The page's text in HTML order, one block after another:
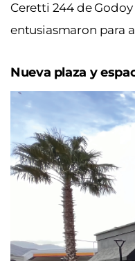
Ceretti 244 de
entusiasmaron para
Nueva plaza y